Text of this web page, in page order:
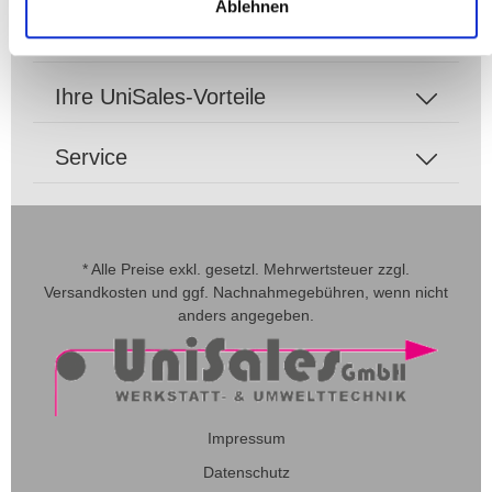
Ablehnen
Zahlungsarten
Ihre UniSales-Vorteile
Service
Impressum
Datenschutz
* Alle Preise exkl. gesetzl. Mehrwertsteuer zzgl.
Versandkosten und ggf. Nachnahmegebühren, wenn nicht
anders angegeben.